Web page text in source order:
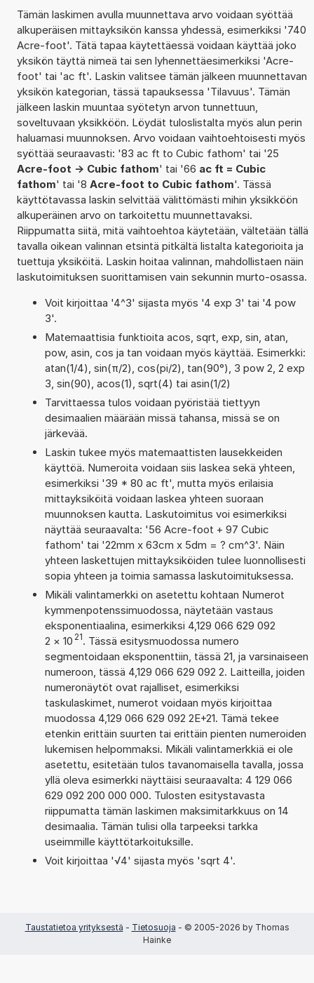
Tämän laskimen avulla muunnettava arvo voidaan syöttää
alkuperäisen mittayksikön kanssa yhdessä, esimerkiksi '740
Acre-foot'. Tätä tapaa käytettäessä voidaan käyttää joko
yksikön täyttä nimeä tai sen lyhennettäesimerkiksi 'Acre-
foot' tai 'ac ft'. Laskin valitsee tämän jälkeen muunnettavan
yksikön kategorian, tässä tapauksessa 'Tilavuus'. Tämän
jälkeen laskin muuntaa syötetyn arvon tunnettuun,
soveltuvaan yksikköön. Löydät tuloslistalta myös alun perin
haluamasi muunnoksen. Arvo voidaan vaihtoehtoisesti myös
syöttää seuraavasti: '83 ac ft to Cubic fathom' tai '25
Acre-foot -> Cubic fathom' tai '66 ac ft = Cubic
fathom' tai '8 Acre-foot to Cubic fathom'. Tässä
käyttötavassa laskin selvittää välittömästi mihin yksikköön
alkuperäinen arvo on tarkoitettu muunnettavaksi.
Riippumatta siitä, mitä vaihtoehtoa käytetään, vältetään tällä
tavalla oikean valinnan etsintä pitkältä listalta kategorioita ja
tuettuja yksiköitä. Laskin hoitaa valinnan, mahdollistaen näin
laskutoimituksen suorittamisen vain sekunnin murto-osassa.
Voit kirjoittaa '4^3' sijasta myös '4 exp 3' tai '4 pow
3'.
Matemaattisia funktioita acos, sqrt, exp, sin, atan,
pow, asin, cos ja tan voidaan myös käyttää. Esimerkki:
atan(1/4), sin(π/2), cos(pi/2), tan(90°), 3 pow 2, 2 exp
3, sin(90), acos(1), sqrt(4) tai asin(1/2)
Tarvittaessa tulos voidaan pyöristää tiettyyn
desimaalien määrään missä tahansa, missä se on
järkevää.
Laskin tukee myös matemaattisten lausekkeiden
käyttöä. Numeroita voidaan siis laskea sekä yhteen,
esimerkiksi '39 * 80 ac ft', mutta myös erilaisia
mittayksiköitä voidaan laskea yhteen suoraan
muunnoksen kautta. Laskutoimitus voi esimerkiksi
näyttää seuraavalta: '56 Acre-foot + 97 Cubic
fathom' tai '22mm x 63cm x 5dm = ? cm^3'. Näin
yhteen laskettujen mittayksiköiden tulee luonnollisesti
sopia yhteen ja toimia samassa laskutoimituksessa.
Mikäli valintamerkki on asetettu kohtaan Numerot
kymmenpotenssimuodossa, näytetään vastaus
eksponentiaalina, esimerkiksi 4,129 066 629 092
2 × 10 21. Tässä esitysmuodossa numero
segmentoidaan eksponenttiin, tässä 21, ja varsinaiseen
numeroon, tässä 4,129 066 629 092 2. Laitteilla, joiden
numeronäytöt ovat rajalliset, esimerkiksi
taskulaskimet, numerot voidaan myös kirjoittaa
muodossa 4,129 066 629 092 2E+21. Tämä tekee
etenkin erittäin suurten tai erittäin pienten numeroiden
lukemisen helpommaksi. Mikäli valintamerkkiä ei ole
asetettu, esitetään tulos tavanomaisella tavalla, jossa
yllä oleva esimerkki näyttäisi seuraavalta: 4 129 066
629 092 200 000 000. Tulosten esitystavasta
riippumatta tämän laskimen maksimitarkkuus on 14
desimaalia. Tämän tulisi olla tarpeeksi tarkka
useimmille käyttötarkoituksille.
Voit kirjoittaa '√4' sijasta myös 'sqrt 4'.
Taustatietoa yrityksestä - Tietosuoja - © 2005-2026 by Thomas
Hainke